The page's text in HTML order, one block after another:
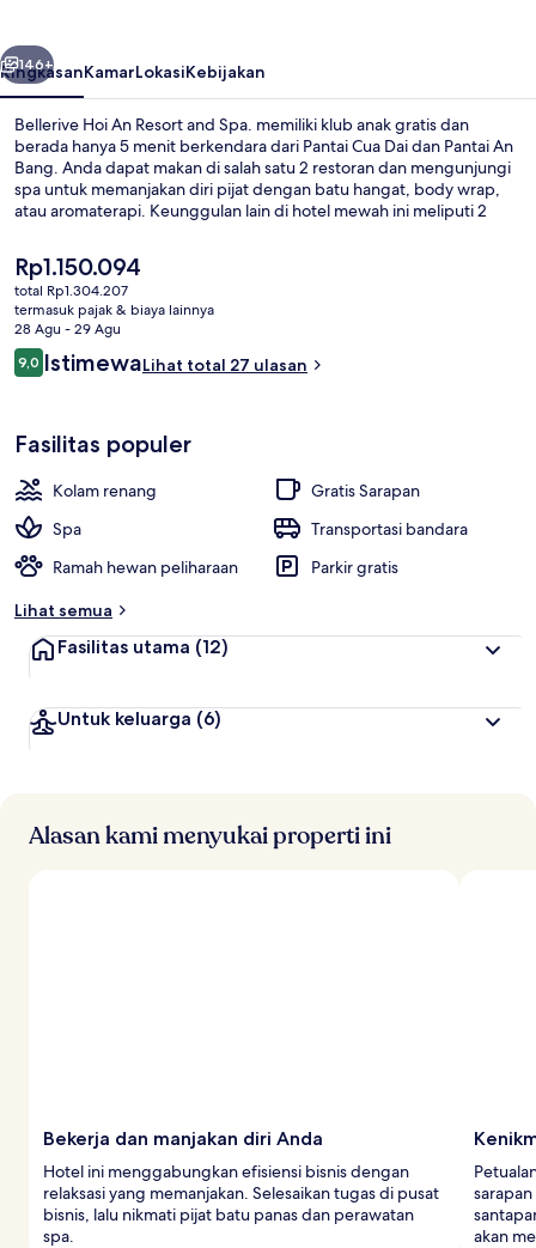
Spa.
Berikutnya
146+
RingkasanKamarLokasiKebijakan
Bellerive Hoi An Resort and Spa. memiliki klub anak gratis dan
berada hanya 5 menit berkendara dari Pantai Cua Dai dan Pantai An
Bang. Anda dapat makan di salah satu 2 restoran dan mengunjungi
spa untuk memanjakan diri pijat dengan batu hangat, body wrap,
atau aromaterapi. Keunggulan lain di hotel mewah ini meliputi 2
Harga
saat
ini
Rp1.150.094
Rp1.150.094
total Rp1.304.207
termasuk pajak & biaya lainnya
28 Agu - 29 Agu
Ulasan
9,09,0 dari 10
IstimewaLihat total 27 ulasan
Fasilitas populer
Kolam renang
Gratis Sarapan
Spa
Transportasi bandara
Ramah hewan peliharaan
Parkir gratis
Lihat semua
Fasilitas utama (12)
Untuk keluarga (6)
Alasan kami menyukai properti ini
Bekerja dan manjakan diri Anda
Hotel ini menggabungkan efisiensi bisnis dengan
relaksasi yang memanjakan. Selesaikan tugas di pusat
bisnis, lalu nikmati pijat batu panas dan perawatan
spa.
akan